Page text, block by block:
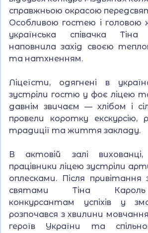
справжньою окрасою
Особливою гостею і головою
українська співачка
наповнила захід своєю
та натхненням.
Ліцеїсти, одягнені в
зустріли гостю у фоє ліцею
давнім звичаєм — хлібом і
провели коротку екскурсію,
традиції та життя закладу.
В актовій залі
працівники ліцею зустріли
оплесками. Після привітання
святами Тіна
конкурсантам успіхів у
розпочався з хвилини
героїв України та